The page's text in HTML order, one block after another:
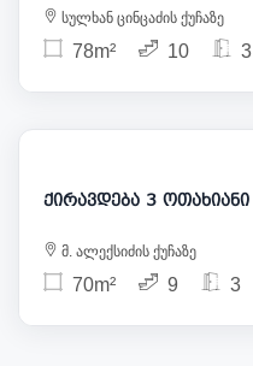
სულხან ცინცაძის ქუჩაზე
78m² 10 3
მ. ალექსიძის ქუჩაზე
70m² 9 3